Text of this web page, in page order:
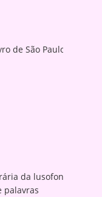
de São Paulo
da lusofonia
palavras